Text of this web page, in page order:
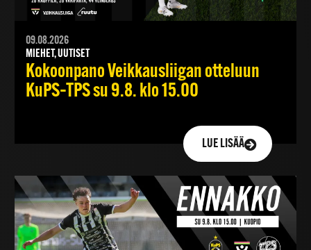
09.08.2026
MIEHET, UUTISET
Kokoonpano Veikkausliigan otteluun
KuPS–TPS su 9.8. klo 15.00
LUE LISÄÄ